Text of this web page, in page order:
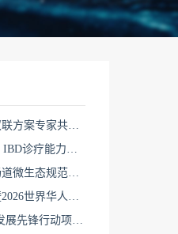
陈烨教授：《幽门螺杆菌感染双联方案专家共识（2026）》解读 | BIDDF2026
【安医心法】UC病理诊断要点 | IBD诊疗能力系统提升5
Hp根除治疗与胃肠道微生态 | 肠道微生态规范化诊疗4
第23届北京国际消化疾病论坛暨2026世界华人消化医师年会盛大开幕
0630-领航计划—皮肤科高质量发展先锋行动项目第六季第65期